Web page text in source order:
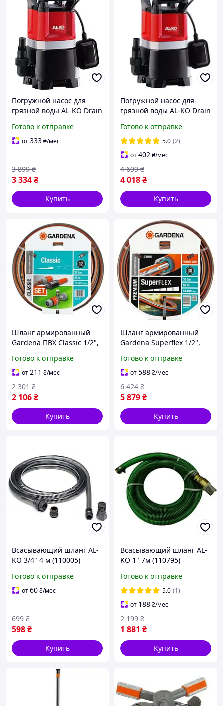
Погружной насос для
грязной воды AL-KO Drain
Готово к отправке
от333₴/мес
3 334₴
3 899 ₴
Купить
Погружной насос для
грязной воды AL-KO Drain
Готово к отправке
5.0 (2)
от402₴/мес
4 018₴
4 699 ₴
Купить
Шланг армированный
Gardena ПВХ Classic 1/2",
полива)
Готово к отправке
от211 ₴/мес
2 106₴
2 301 ₴
Купить
Шланг армированный
Gardena Superflex 1/2",
Готово к отправке
от588₴/мес
5 879₴
6 424 ₴
Купить
Всасывающий шланг AL-
KO 3/4" 4 м (110005)
Готово к отправке
от60₴/мес
598₴
699 ₴
Купить
Всасывающий шланг AL-
KO 1" 7м (110795)
Готово к отправке
5.0 (1)
от 188₴/мес
1 881 ₴
2 199 ₴
Купить